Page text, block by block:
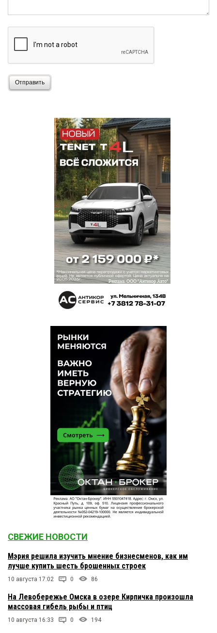
Отправить
СВЕЖИЕ НОВОСТИ
Мэрия решила изучить мнение бизнесменов, как им
лучше купить шесть брошенных строек
10 августа 17:02 0 86
На Левобережье Омска в озере Кирпичка произошла
массовая гибель рыбы и птиц
10 августа 16:33 0 194